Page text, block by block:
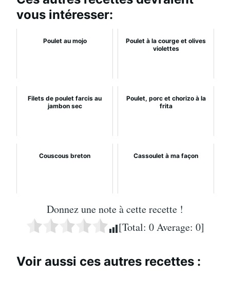
vous intéresser:
Poulet au mojo
Poulet à la courge et olives
violettes
Filets de poulet farcis au
jambon sec
Poulet, porc et chorizo à la
frita
Couscous breton Cassoulet à ma façon
Donnez une note à cette recette !
[Total: 0Average: 0]
Voir aussi ces autres recettes :